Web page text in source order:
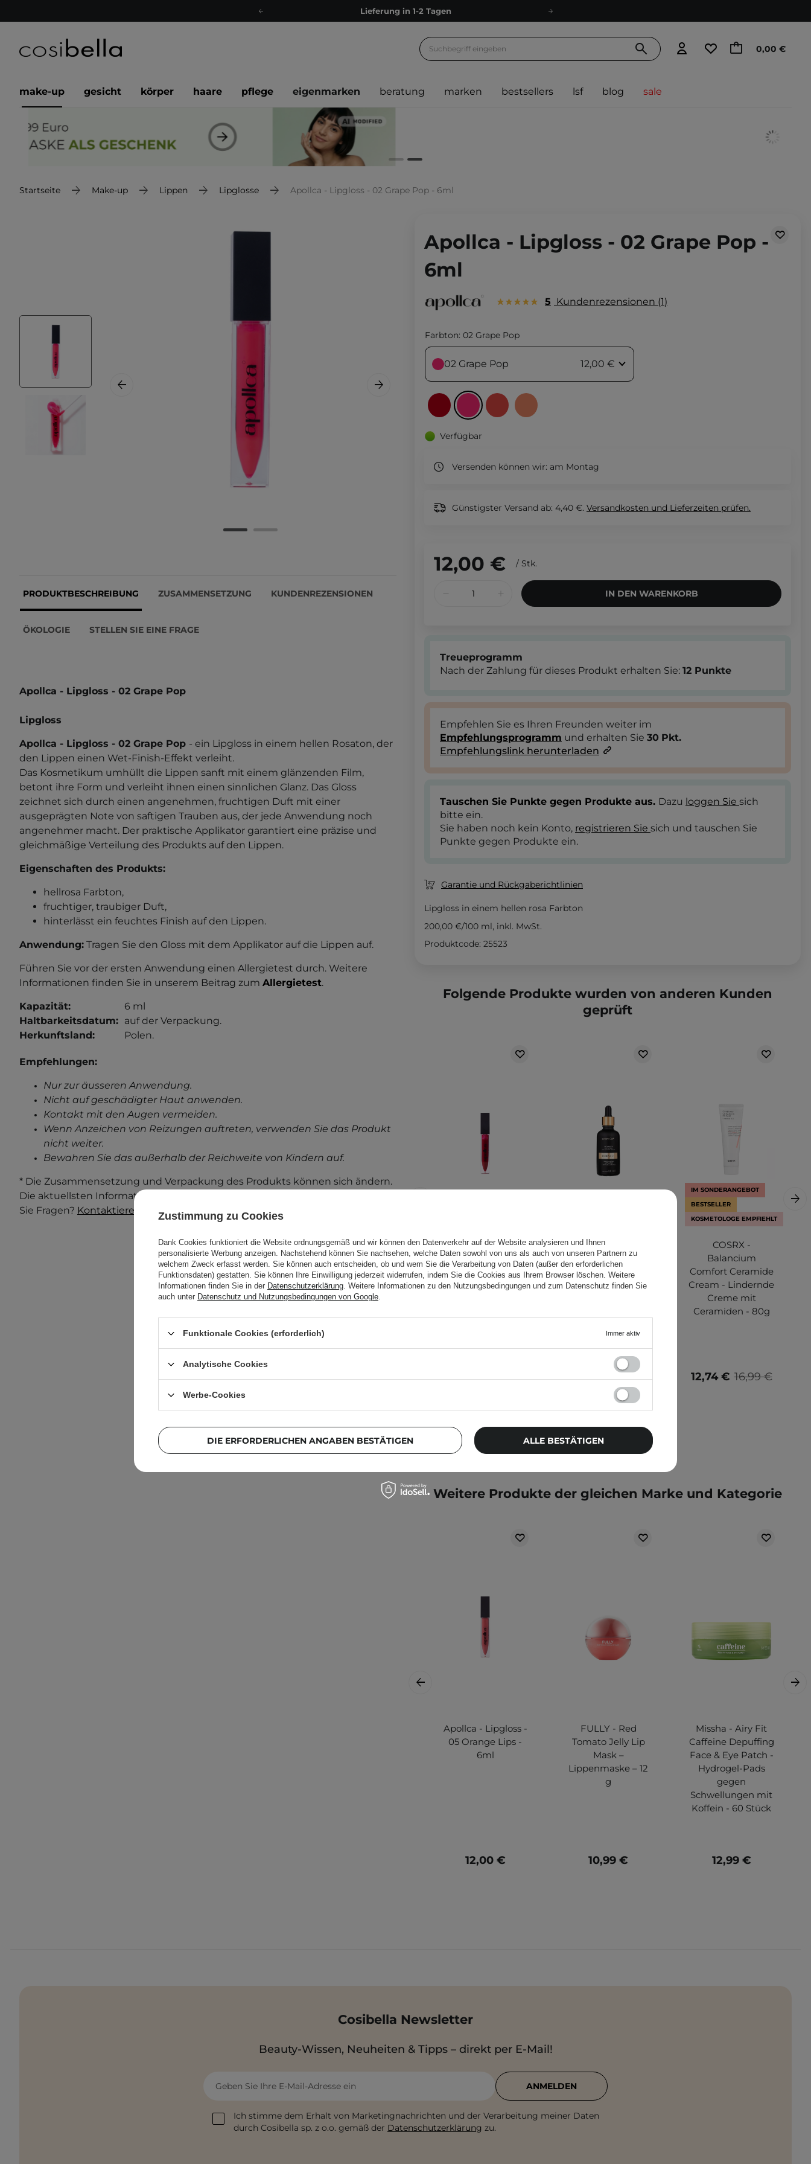
Lieferung in 1-2 Tagen
Kostenloser Versand ab 60 €
Versand nach Deutschland und Österreich
Treueprogramm
Empfehle uns weiter und sammle noch mehr Punkte
0,00 €
make-up gesicht körper haare pflege eigenmarken beratung marken bestsellers lsf blog sale
Startseite Make-up Lippen Lipglosse Apollca - Lipgloss - 02 Grape Pop - 6ml
PRODUKTBESCHREIBUNG ZUSAMMENSETZUNG KUNDENREZENSIONEN
ÖKOLOGIE STELLEN SIE EINE FRAGE
Apollca - Lipgloss - 02 Grape Pop
Lipgloss
Apollca - Lipgloss - 02 Grape Pop - ein Lipgloss in einem hellen Rosaton, der
den Lippen einen Wet-Finish-Effekt verleiht.
Das Kosmetikum umhüllt die Lippen sanft mit einem glänzenden Film,
betont ihre Form und verleiht ihnen einen sinnlichen Glanz. Das Gloss
zeichnet sich durch einen angenehmen, fruchtigen Duft mit einer
ausgeprägten Note von saftigen Trauben aus, der jede Anwendung noch
angenehmer macht. Der praktische Applikator garantiert eine präzise und
gleichmäßige Verteilung des Produkts auf den Lippen.
Eigenschaften des Produkts:
hellrosa Farbton,
fruchtiger, traubiger Duft,
hinterlässt ein feuchtes Finish auf den Lippen.
Anwendung: Tragen Sie den Gloss mit dem Applikator auf die Lippen auf.
Führen Sie vor der ersten Anwendung einen Allergietest durch. Weitere
Informationen finden Sie in unserem Beitrag zum Allergietest.
Kapazität:
6 ml
Haltbarkeitsdatum: auf der Verpackung.
Herkunftsland:
Polen.
Empfehlungen:
Nur zur äusseren Anwendung.
Nicht auf geschädigter Haut anwenden.
Kontakt mit den Augen vermeiden.
Wenn Anzeichen von Reizungen auftreten, verwenden Sie das Produkt
nicht weiter.
Bewahren Sie das außerhalb der Reichweite von Kindern auf.
* Die Zusammensetzung und Verpackung des Produkts können sich ändern.
Die aktuellsten Informationen finden Sie immer auf der Verpackung. Haben
Sie Fragen? Kontaktieren Sie uns.
Apollca - Lipgloss - 02 Grape Pop -
6ml
5 Kundenrezensionen 1
Farbton: 02 Grape Pop
02 Grape Pop 12,00 €
Verfügbar
Versenden können wir: am Montag
Günstigster Versand ab: 4,40 €. Versandkosten und Lieferzeiten prüfen.
12,00 € / Stk.
IN DEN WARENKORB
Treueprogramm
Nach der Zahlung für dieses Produkt erhalten Sie: 12 Punkte
Empfehlen Sie es Ihren Freunden weiter im
Empfehlungsprogramm und erhalten Sie 30 Pkt.
Empfehlungslink herunterladen
Tauschen Sie Punkte gegen Produkte aus. Dazu loggen Sie sich
bitte ein.
Sie haben noch kein Konto, registrieren Sie sich und tauschen Sie
Punkte gegen Produkte ein.
Garantie und Rückgaberichtlinien
Lipgloss in einem hellen rosa Farbton
200,00 €/100 ml, inkl. MwSt.
Produktcode: 25523
Folgende Produkte wurden von anderen Kunden
geprüft
Apollca - Lipgloss -
01 Cherry Bloom -
6ml
12,00 €
SunewMed+ -
ESSENCE+
Aktivator für
Gesichts- und
29,99 €
IM SONDERANGEBOT
BESTSELLER
KOSMETOLOGE EMPFIEHLT
COSRX -
Balancium
Comfort Ceramide
Cream - Lindernde
Creme mit
Ceramiden - 80g
16,99 €
12,74 €
Weitere Produkte der gleichen Marke und Kategorie
Apollca - Lipgloss -
05 Orange Lips -
6ml
12,00 €
FULLY - Red
Tomato Jelly Lip
Mask –
Lippenmaske – 12
g
10,99 €
Missha - Airy Fit
Caffeine Depuffing
Face & Eye Patch -
Hydrogel-Pads
gegen
Schwellungen mit
Koffein - 60 Stück
12,99 €
Cosibella Newsletter
Beauty-Wissen, Neuheiten & Tipps – direkt per E-Mail!
Geben Sie Ihre E-Mail-Adresse ein
Ich stimme dem Erhalt von Marketingnachrichten und der Verarbeitung meiner Daten
durch Cosibella sp. z o.o. gemäß der Datenschutzerklärung zu.
ANMELDEN
Zustimmung zu Cookies
Dank Cookies funktioniert die Website ordnungsgemäß und wir können den Datenverkehr auf der Website analysieren und Ihnen
personalisierte Werbung anzeigen. Nachstehend können Sie nachsehen, welche Daten sowohl von uns als auch von unseren Partnern zu
welchem Zweck erfasst werden. Sie können auch entscheiden, ob und wem Sie die Verarbeitung von Daten (außer den erforderlichen
Funktionsdaten) gestatten. Sie können Ihre Einwilligung jederzeit widerrufen, indem Sie die Cookies aus Ihrem Browser löschen. Weitere
Informationen finden Sie in der Datenschutzerklärung. Weitere Informationen zu den Nutzungsbedingungen und zum Datenschutz finden Sie
auch unter Datenschutz und Nutzungsbedingungen von Google.
Funktionale Cookies (erforderlich) Immer aktiv
Analytische Cookies
Werbe-Cookies
DIE ERFORDERLICHEN ANGABEN BESTÄTIGEN ALLE BESTÄTIGEN